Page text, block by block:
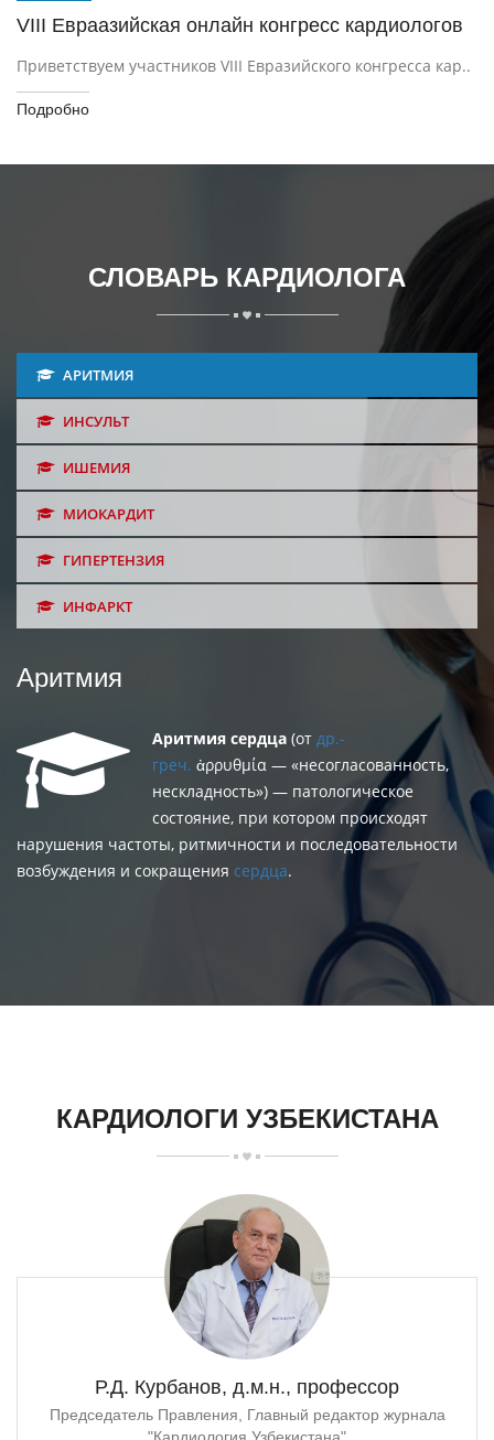
VIII Евраазийская онлайн конгресс кардиологов
Приветствуем участников VIII Евразийского конгресса кар..
Подробно
СЛОВАРЬ КАРДИОЛОГА
АРИТМИЯ
ИНСУЛЬТ
ИШЕМИЯ
МИОКАРДИТ
ГИПЕРТЕНЗИЯ
ИНФАРКТ
Аритмия
Аритмия сердца (от др.-
греч. ἀρρυθμία — «несогласованность,
нескладность») — патологическое
состояние, при котором происходят
нарушения частоты, ритмичности и последовательности
возбуждения и сокращения сердца.
КАРДИОЛОГИ УЗБЕКИСТАНА
Р.Д. Курбанов, д.м.н., профессор
Председатель Правления, Главный редактор журнала